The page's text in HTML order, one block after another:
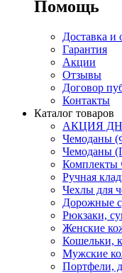
Помощь
Доставка и
Гарантия
Акции
Отзывы
Договор
Контакты
Каталог товаров
АКЦИЯ
Чемоданы
Чемоданы
Комплекты
Ручная
Чехлы для
Дорожные
Рюкзаки,
Женские
Кошельки,
Мужские
Портфели,